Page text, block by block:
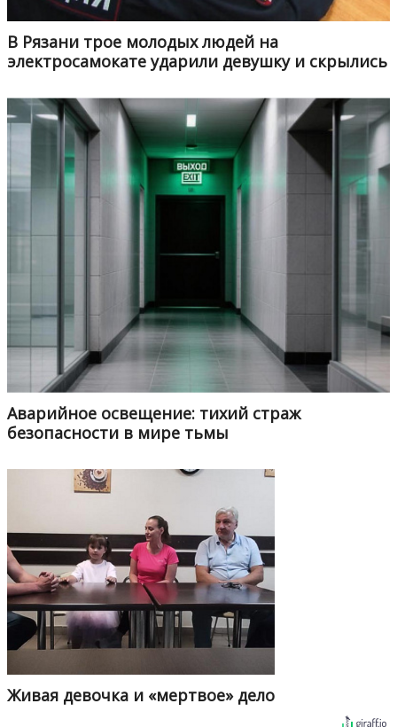
В Рязани трое молодых людей на
электросамокате ударили девушку и скрылись
Аварийное освещение: тихий страж
безопасности в мире тьмы
Живая девочка и «мертвое» дело